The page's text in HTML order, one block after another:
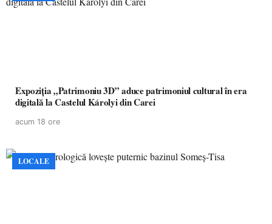
Expoziția „Patrimoniu 3D” aduce patrimoniul cultural în era
digitală la Castelul Károlyi din Carei
acum 18 ore
LOCALE